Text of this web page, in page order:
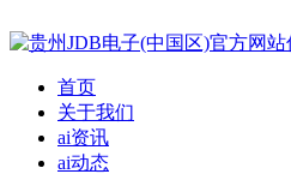
首页
关于我们
ai资讯
ai动态